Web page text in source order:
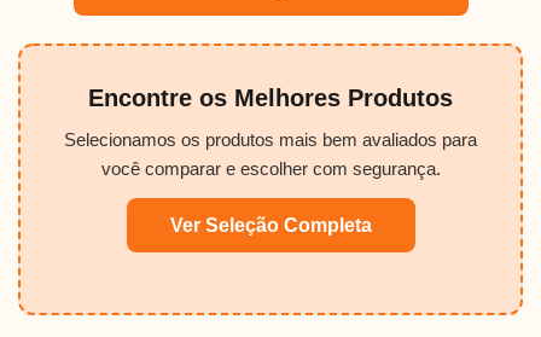
Encontre os Melhores Produtos
Selecionamos os produtos mais bem avaliados para
você comparar e escolher com segurança.
Ver Seleção Completa